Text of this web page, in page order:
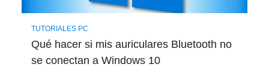
TUTORIALES PC
Qué hacer si mis auriculares Bluetooth no
se conectan a Windows 10